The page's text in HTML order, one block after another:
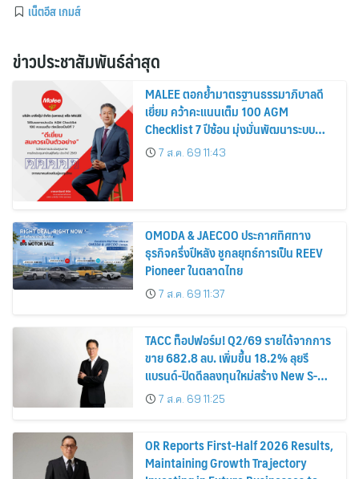
เน็ตอีส เกมส์
ข่าวประชาสัมพันธ์ล่าสุด
MALEE ตอกย้ำมาตรฐานธรรมาภิบาลดี
เยี่ยม คว้าคะแนนเต็ม 100 AGM
Checklist 7 ปีซ้อน มุ่งมั่นพัฒนาระบบ
กำกับดูกิจการ เพื่อยกระดับสู่มาตรฐาน
สากล
7 ส.ค. 69 11:43
OMODA & JAECOO ประกาศทิศทาง
ธุรกิจครึ่งปีหลัง ชูกลยุทธ์การเป็น REEV
Pioneer ในตลาดไทย
7 ส.ค. 69 11:37
TACC ท็อปฟอร์ม! Q2/69 รายได้จากการ
ขาย 682.8 ลบ. เพิ่มขึ้น 18.2% ลุยรี
แบรนด์-ปิดดีลลงทุนใหม่สร้าง New S-
Curve หนุนอนาคตเติบโตยั่งยืน
7 ส.ค. 69 11:25
OR Reports First-Half 2026 Results,
Maintaining Growth Trajectory